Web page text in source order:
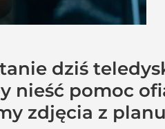
dziś
nieść pomoc
zdjęcia z